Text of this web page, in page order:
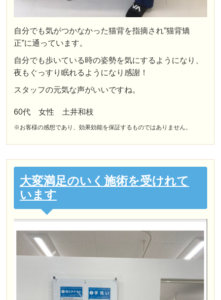
自分でも気がつかなかった猫背を指摘され”猫背矯
正”に通っています。
自分でも歩いている時の姿勢を気にするようになり、
夜もぐっすり眠れるようになり感謝！
スタッフの元気な声がいいですね。
60代 女性 土井和枝
※お客様の感想であり、効果効能を保証するものではありません。
大変満足のいく施術を受けれて
います